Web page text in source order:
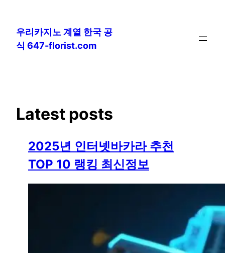
우리카지노 계열 한국 공
식 647-florist.com
Latest posts
2025년 인터넷바카라 추천
TOP 10 랭킹 최신정보